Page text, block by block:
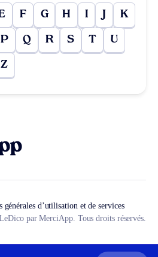
F G H I J K
P Q R S T U
Z
d’utilisation et de services
par MerciApp. Tous droits réservés.